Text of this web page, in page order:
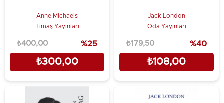
Anne Michaels
Timaş Yayınları
₺300,00
₺400,00 %25
Jack London
Oda Yayınları
₺108,00
₺179,50 %40